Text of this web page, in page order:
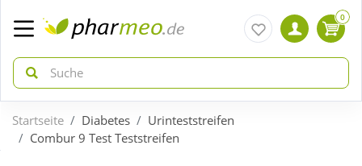
zurück
zurück
0
Startseite Diabetes
Urinteststreifen
Combur 9 Test Teststreifen